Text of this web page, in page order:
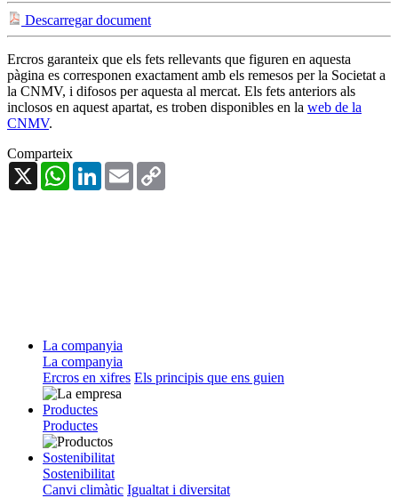
Descarregar document
Ercros garanteix que els fets rellevants que figuren en aquesta
pàgina es corresponen exactament amb els remesos per la Societat a
la CNMV, i difosos per aquesta al mercat. Els fets anteriors als
inclosos en aquest apartat, es troben disponibles en la web de la
CNMV.
Comparteix
X
WhatsAppLinkedInEmail
La companyia
La companyia
Ercros en xifres Els principis que ens guien
Productes
Productes
Sostenibilitat
Sostenibilitat
Canvi climàtic Igualtat i diversitat